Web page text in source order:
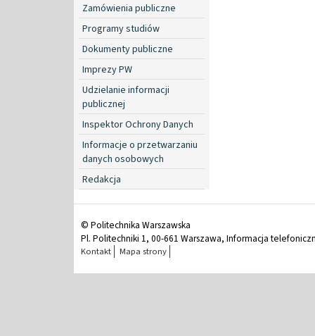
Zamówienia publiczne
Programy studiów
Dokumenty publiczne
Imprezy PW
Udzielanie informacji
publicznej
Inspektor Ochrony Danych
Informacje o przetwarzaniu
danych osobowych
Redakcja
© Politechnika Warszawska
Pl. Politechniki 1, 00-661 Warszawa, Informacja
Kontakt Mapa strony